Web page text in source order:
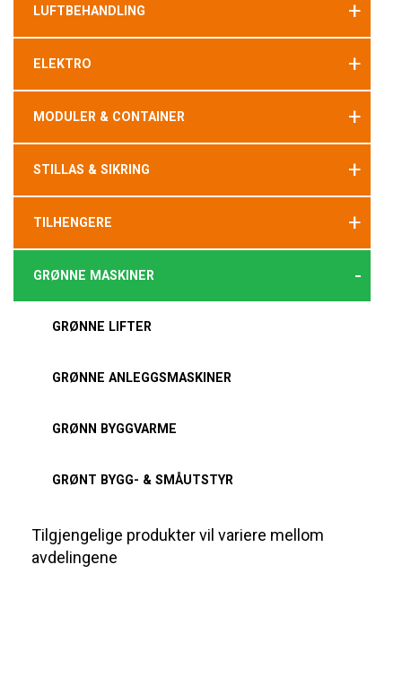
LUFTBEHANDLING +
ELEKTRO +
MODULER & CONTAINER +
STILLAS & SIKRING +
TILHENGERE +
GRØNNE MASKINER -
GRØNNE LIFTER
GRØNNE ANLEGGSMASKINER
GRØNN BYGGVARME
GRØNT BYGG- & SMÅUTSTYR
Tilgjengelige produkter vil variere mellom
avdelingene